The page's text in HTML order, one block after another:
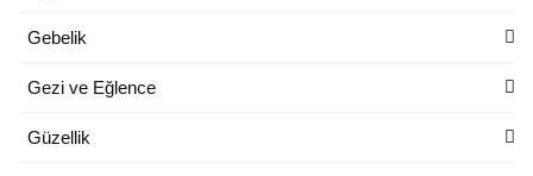
Gebelik
Gezi ve Eğlence
Güzellik